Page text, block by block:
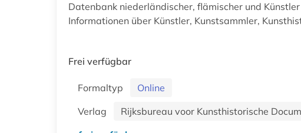
Datenbank niederländischer, flämischer und
Informationen über Künstler, Kunstsammler,
Frei verfügbar
Formaltyp
Online
Verlag
Rijksbureau voor Kunsthistorische